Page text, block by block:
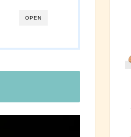
OPEN